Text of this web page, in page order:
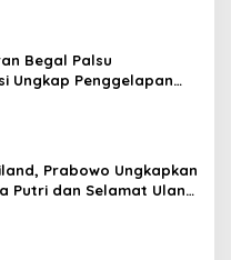
Begal Palsu
Ungkap Penggelapan
untuk Crypto
Prabowo Ungkapkan
Putri dan Selamat Ulang